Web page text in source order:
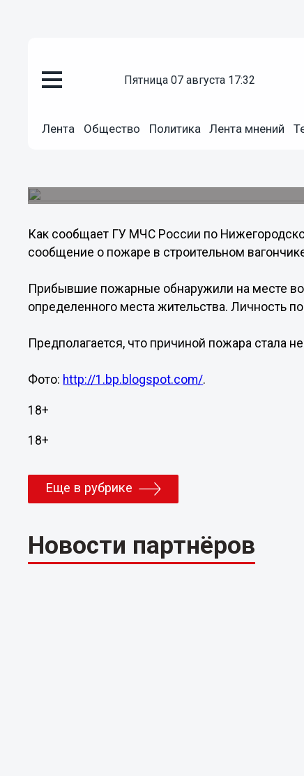
пятница 07 августа 17:32
Лента Общество Политика Лента мнений
25.11.201310:32
Как сообщает ГУ МЧС России по
сообщение о пожаре в строительном
Прибывшие пожарные обнаружили на месте
определенного места жительства. Личность
Предполагается, что причиной пожара стала
Фото: http://1.bp.blogspot.com/.
18+
18+
Еще в рубрике
Новости партнёров